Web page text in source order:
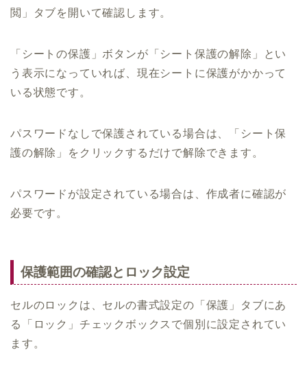
閲」タブを開いて確認します。
「シートの保護」ボタンが「シート保護の解除」とい
う表示になっていれば、現在シートに保護がかかって
いる状態です。
パスワードなしで保護されている場合は、「シート保
護の解除」をクリックするだけで解除できます。
パスワードが設定されている場合は、作成者に確認が
必要です。
保護範囲の確認とロック設定
セルのロックは、セルの書式設定の「保護」タブにあ
る「ロック」チェックボックスで個別に設定されてい
ます。